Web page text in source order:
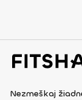
Nezmeškaj